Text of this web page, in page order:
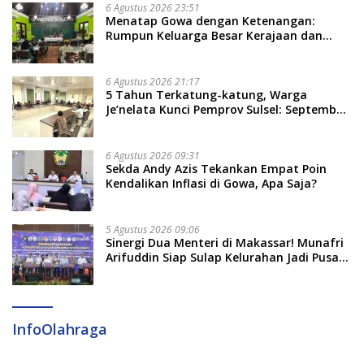
6 Agustus 2026 23:51
Menatap Gowa dengan Ketenangan:
Rumpun Keluarga Besar Kerajaan dan
Soal Adat dan Adab
6 Agustus 2026 21:17
5 Tahun Terkatung-katung, Warga
Je’nelata Kunci Pemprov Sulsel: September
6 Agustus 2026 09:31
Sekda Andy Azis Tekankan Empat Poin
Kendalikan Inflasi di Gowa, Apa Saja?
5 Agustus 2026 09:06
Sinergi Dua Menteri di Makassar! Munafri
Arifuddin Siap Sulap Kelurahan Jadi Pusat
InfoOlahraga